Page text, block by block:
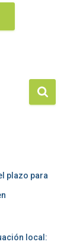
plazo para
local: